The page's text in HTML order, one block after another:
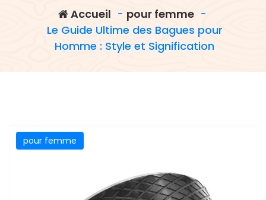
Accueil - pour femme-
Le Guide Ultime des Bagues pour
Homme : Style et Signification
pour femme